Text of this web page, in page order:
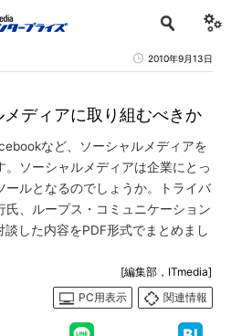
2010年9月13日
ディアに取り組むべきか
など、ソーシャルメディアを
ソーシャルメディアは企業にとっ
ールとなるのでしょうか。トライバ
氏、ループス・コミュニケーション
した内容をPDF形式でまとめまし
[編集部，ITmedia]
PC用表示
関連情報